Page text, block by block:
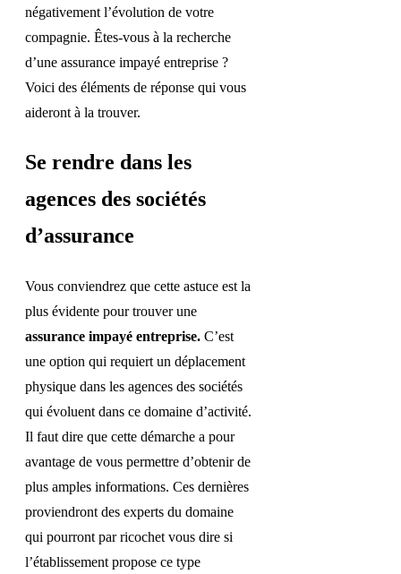
négativement l’évolution de votre
compagnie. Êtes-vous à la recherche
d’une assurance impayé entreprise ?
Voici des éléments de réponse qui vous
aideront à la trouver.
Se rendre dans les
agences des sociétés
d’assurance
Vous conviendrez que cette astuce est la
plus évidente pour trouver une
assurance impayé entreprise. C’est
une option qui requiert un déplacement
physique dans les agences des sociétés
qui évoluent dans ce domaine d’activité.
Il faut dire que cette démarche a pour
avantage de vous permettre d’obtenir de
plus amples informations. Ces dernières
proviendront des experts du domaine
qui pourront par ricochet vous dire si
l’établissement propose ce type